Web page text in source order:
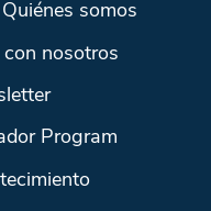
Quiénes somos
nosotros
Program